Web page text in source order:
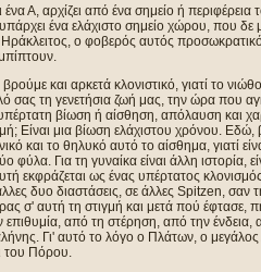
Α, αρχίζει από ένα σημείο ή περιφέρεια
ένα ελάχιστο σημείο χώρου, που δε
Ηράκλειτος, ο φοβερός αυτός
και αρκετά κλονιστικό, γιατί το
σας τη γενετήσια ζωή μας, την ώρα που
βίωση ή αίσθηση, απόλαυση και
Είναι μια βίωση ελάχιστου χρόνου. Εδώ,
και το θηλυκό αυτό το αίσθημα, γιατί
Για τη γυναίκα είναι άλλη ιστορία,
εκφράζεται ως ένας υπέρτατος
δυο διαστάσεις, σε άλλες Spitzen, σαν
σ' αυτή τη στιγμή και μετά πού έφτασε,
από τη στέρηση, από την ένδεια,
Γι' αυτό το λόγο ο Πλάτων, ο μεγάλος
του Πόρου.